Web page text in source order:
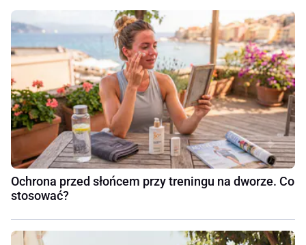
Ochrona przed słońcem przy treningu na dworze. Co
stosować?